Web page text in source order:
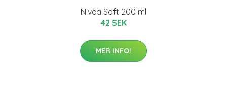
Nivea Soft 200 ml
42 SEK
MER INFO!